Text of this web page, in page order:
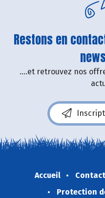
Restons en
....et retrouvez nos
Accueil Contact
Protection